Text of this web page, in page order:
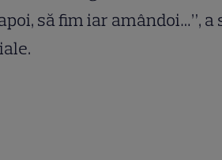
să fim iar amândoi…”, a